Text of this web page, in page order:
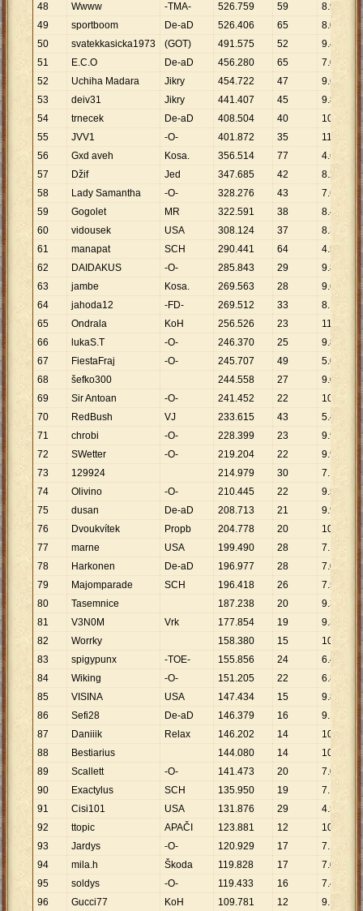
48
Wwww -TMA- 526.759 59 8.928
49
sportboom De-aD 526.406 65 8.099
50
svatekkasicka1973 (GOT) 491.575 52 9.453
51
E.C.O De-aD 456.280 65 7.020
52
Uchiha Madara Jikry 454.722 47 9.675
53
deiv31 Jikry 441.407 45 9.809
54
trnecek De-aD 408.504 40 10
55
JVV1 -O- 401.872 35 11 .482
56
Gxd aveh Kosa. 356.514 77 4.630
57
Džif Jed 347.685 42 8.278
58
Lady Samantha -O- 328.276 43 7.634
59
Gogolet MR 322.591 38 8.489
60
vidousek USA 308.124 37 8.328
61
manapat SCH 290.441 64 4.538
62
DAIDAKUS -O- 285.843 29 9.857
63
jambe Kosa. 269.563 28 9.627
64
jahoda12 -FD- 269.512 33 8.
65
Ondrala KoH 256.526 23 11 .153
66
lukaS.T -O- 246.370 25 9.855
67
FiestaFraj -O- 245.707 49 5.014
68
šefko300 244.558 27 9.058
69
Sir Antoan -O- 241.452 22 10
975
70
RedBush VJ 233.615 43 5.433
71
chrobi -O- 228.399 23 9.930
72
SWetter -O- 219.204 22 9.964
73
129924 214.979 30 7.
74
Olivino -O- 210.445 22 9.566
75
dusan De-aD 208.713 21 9.939
76
Dvoukvítek Propb 204.778 20 10 239
77
marne USA 199.490 28 7.
78
Harkonen De-aD 196.977 28 7.035
79
Majomparade SCH 196.418 26 7.555
80
Tasemnice 187.238 20 9.362
81
V3N0M Vrk 177.854 19 9.361
82
Worrky 158.380 15 10
559
83
spigypunx -TOE- 155.856 24 6.494
84
Wiking -O- 151.205 22 6.873
85
VISINA USA 147.434 15 9.829
86
Sefi28 De-aD 146.379 16 9. 149
87
Daniiik Relax 146.202 14 10 .443
88
Bestiarius 144.080 14 10
89
Scallett -O- 141.473 20 7.074
90
Exactylus SCH 135.950 19 7. 155
91
Cisi101 USA 131.876 29 4.547
92
ttopic APAČI 123.881 12 10
323
93
Jardys -O- 120.929 17 7.
94
mila.h Škoda 119.828 17 7.049
95
soldys -O- 119.433 16 7.465
96
Gucci77 KoH 109.781 12 9. 148